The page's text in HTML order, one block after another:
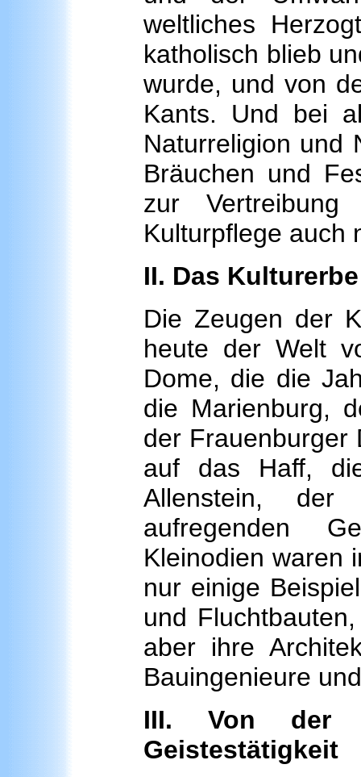
weltliches
katholisch blieb
wurde, und von
Kants. Und bei
Naturreligion und
Bräuchen und
zur
Kulturpflege auch
II. Das
Die Zeugen der
heute der Welt
Dome, die die
die Marienburg,
der Frauenburger
auf das Haff,
Allenstein, der
aufregenden
Kleinodien waren
nur einige
und
aber ihre
Bauingenieure
III. Von der
Geistestätigkeit